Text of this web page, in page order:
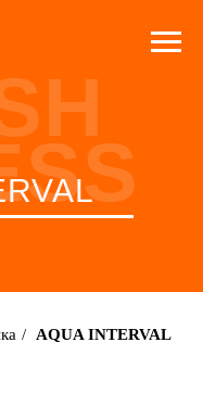
/ AQUA INTERVAL